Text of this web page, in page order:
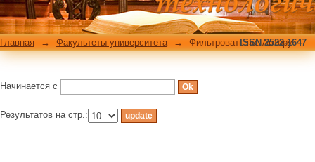
Главная → Факультеты университета → Фильтровать по: Автору
ISSN 2522-1647
Начинается с
Результатов на стр.: